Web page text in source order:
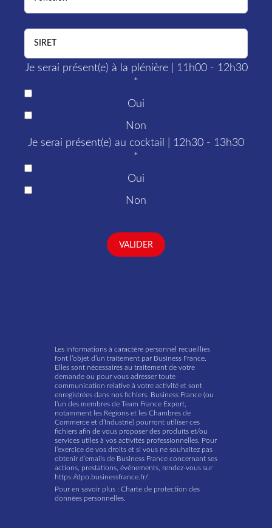
Je serai présent(e) à la plénière | 11h00 - 12h30
*
Oui
Non
Je serai présent(e) au cocktail | 12h30 - 13h30
*
Oui
Non
Les informations à caractère personnel recueillies
font l’objet d’un traitement par Business France.
Elles sont nécessaires au traitement de votre
demande ou pour vous adresser toute
communication relative à votre activité et sont
enregistrées dans nos fichiers. Business France (ou
l’un des membres de Team France Export,
notamment les Régions et les Chambres de
Commerce et d’Industrie) pourront utiliser ces
fichiers afin de vous proposer des produits et/ou
services utiles à vos activités professionnelles. Pour
l’exercice de vos droits et si vous ne souhaitez pas
obtenir d’emails de Business France concernant ses
actions, prestations, événements, rendez-vous sur
https://dpo.businessfrance.fr/.
Pour en savoir plus : Charte de protection des
données personnelles.